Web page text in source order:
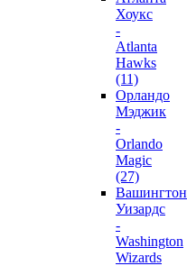
Хоукс
-
Atlanta
Hawks
(11)
Орландо
Мэджик
-
Orlando
Magic
(27)
Вашингтон
Уизардс
-
Washington
Wizards